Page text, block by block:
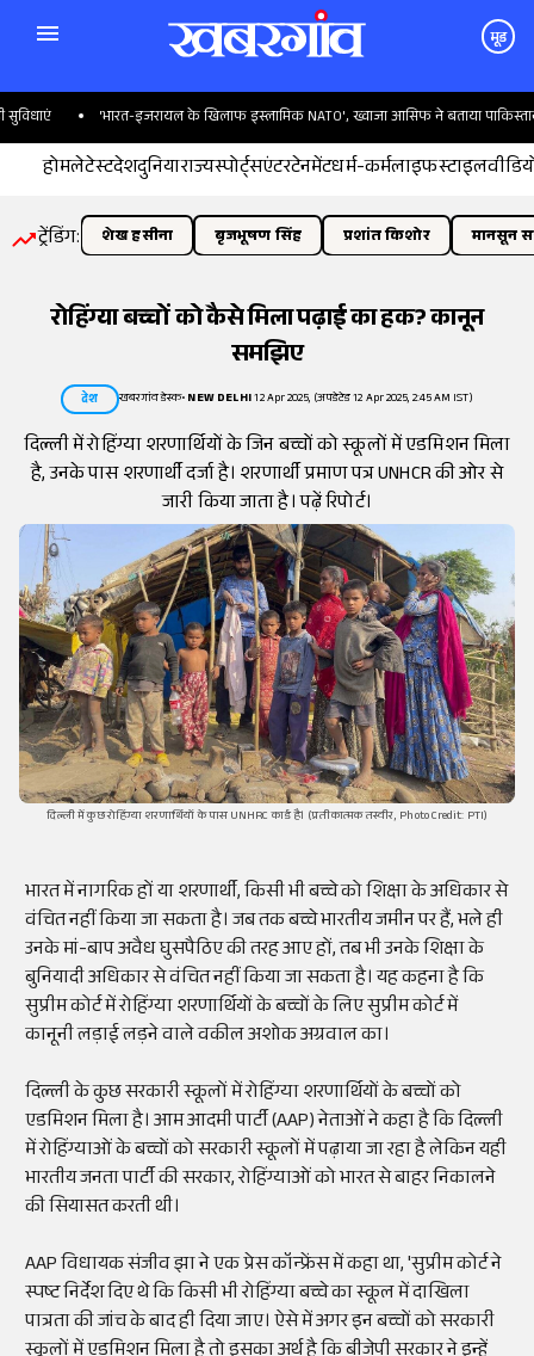
मूड
'भारत-इजरायल के खिलाफ इस्लामिक NATO', ख्वाजा आसिफ ने बताया पाकिस्तान का
होमलेटेस्टदेशदुनियाराज्यस्पोर्ट्सएंटरटेनमेंटधर्म-कर्मलाइफस्टाइल
ट्रेंडिंग: शेख हसीना बृजभूषण सिंह प्रशांत किशोर मानसून
रोहिंग्या बच्चों को कैसे मिला पढ़ाई का हक? कानून
समझिए
देश खबरगांव डेस्क•NEW DELHI12 Apr 2025, (अपडेटेड 12 Apr 2025, 2:45 AM IST)
दिल्ली में रोहिंग्या शरणार्थियों के जिन बच्चों को स्कूलों में एडमिशन मिला
है, उनके पास शरणार्थी दर्जा है। शरणार्थी प्रमाण पत्र UNHCR की ओर से
जारी किया जाता है। पढ़ें रिपोर्ट।
दिल्ली में कुछ रोहिंग्या शरणार्थियों के पास UNHRC कार्ड है। (प्रतीकात्मक तस्वीर, Photo Credit: PTI)
भारत में नागरिक हों या शरणार्थी, किसी भी बच्चे को शिक्षा के अधिकार से
वंचित नहीं किया जा सकता है। जब तक बच्चे भारतीय जमीन पर हैं, भले ही
उनके मां-बाप अवैध घुसपैठिए की तरह आए हों, तब भी उनके शिक्षा के
बुनियादी अधिकार से वंचित नहीं किया जा सकता है। यह कहना है कि
सुप्रीम कोर्ट में रोहिंग्या शरणार्थियों के बच्चों के लिए सुप्रीम कोर्ट में
कानूनी लड़ाई लड़ने वाले वकील अशोक अग्रवाल का।
दिल्ली के कुछ सरकारी स्कूलों में रोहिंग्या शरणार्थियों के बच्चों को
एडमिशन मिला है। आम आदमी पार्टी (AAP) नेताओं ने कहा है कि दिल्ली
में रोहिंग्याओं के बच्चों को सरकारी स्कूलों में पढ़ाया जा रहा है लेकिन यही
भारतीय जनता पार्टी की सरकार, रोहिंग्याओं को भारत से बाहर निकालने
की सियासत करती थी।
AAP विधायक संजीव झा ने एक प्रेस कॉन्फ्रेंस में कहा था, 'सुप्रीम कोर्ट ने
स्पष्ट निर्देश दिए थे कि किसी भी रोहिंग्या बच्चे का स्कूल में दाखिला
पात्रता की जांच के बाद ही दिया जाए। ऐसे में अगर इन बच्चों को सरकारी